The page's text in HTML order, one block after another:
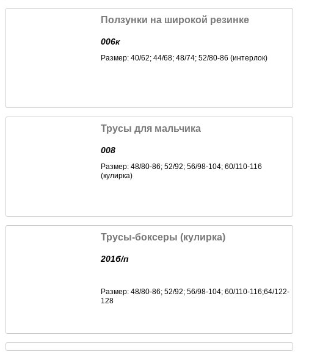
Ползунки на широкой резинке
006к
Размер: 40/62; 44/68; 48/74; 52/80-86 (интерлок)
Трусы для мальчика
008
Размер: 48/80-86; 52/92; 56/98-104; 60/110-116
(кулирка)
Трусы-боксеры (кулирка)
201б/п
Размер: 48/80-86; 52/92; 56/98-104; 60/110-116;64/122-
128